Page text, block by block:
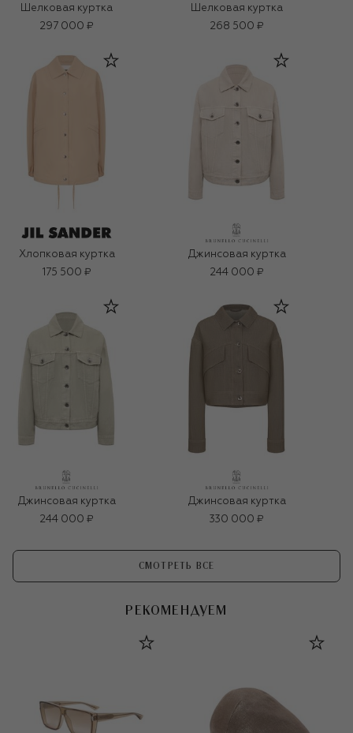
Шелковая куртка
297 000 ₽
Шелковая куртка
268 500 ₽
Хлопковая куртка
175 500 ₽
Джинсовая куртка
244 000 ₽
Джинсовая куртка
244 000 ₽
Джинсовая куртка
330 000 ₽
СМОТРЕТЬ ВСЕ
РЕКОМЕНДУЕМ